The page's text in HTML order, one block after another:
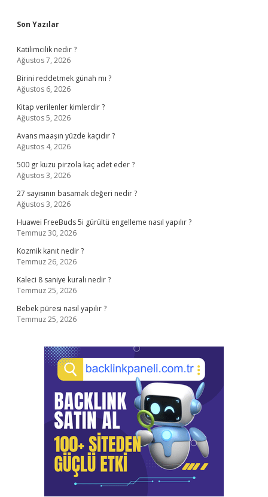
Sidebar
Son Yazılar
Katilimcilik nedir ?
Ağustos 7, 2026
Birini reddetmek günah mı ?
Ağustos 6, 2026
Kitap verilenler kimlerdir ?
Ağustos 5, 2026
Avans maaşın yüzde kaçıdır ?
Ağustos 4, 2026
500 gr kuzu pirzola kaç adet eder ?
Ağustos 3, 2026
27 sayısının basamak değeri nedir ?
Ağustos 3, 2026
Huawei FreeBuds 5i gürültü engelleme nasıl yapılır ?
Temmuz 30, 2026
Kozmik kanıt nedir ?
Temmuz 26, 2026
Kaleci 8 saniye kuralı nedir ?
Temmuz 25, 2026
Bebek püresi nasıl yapılır ?
Temmuz 25, 2026